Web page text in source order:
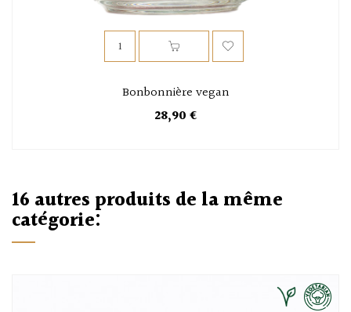
Bonbonnière vegan
28,90 €
16 autres produits de la même
catégorie: